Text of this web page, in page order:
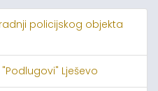
policijskog objekta
Lješevo